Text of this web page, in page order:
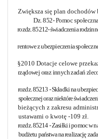
Zwiększa się plan dochodów
Dz. 852- Pomoc
rozdz. 85212- świadczenia
rentowe z ubezpieczenia
§2010 Dotacje celowe
rządowej oraz innych zadań
rozdz. 85213 - Składki na
społecznej oraz niektóre
bieżących z zakresu
ustawami o kwotę -109 zł.
rozdz. 85214 - Zasiłki i pomoc w
budżetu państwa na realizację